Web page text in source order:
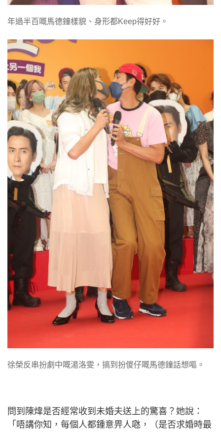
年過半百嘅馬德鐘樣貌、身形都Keep得好好。
徐榮反串扮劇中嘅湯洛雯，搞到扮儍仔嘅馬德鐘話想嘔。
問到陳煒是否經常收到未婚夫送上的驚喜？她說：
「唔講你知，每個人都鍾意畀人𠱁，（是否求婚時最